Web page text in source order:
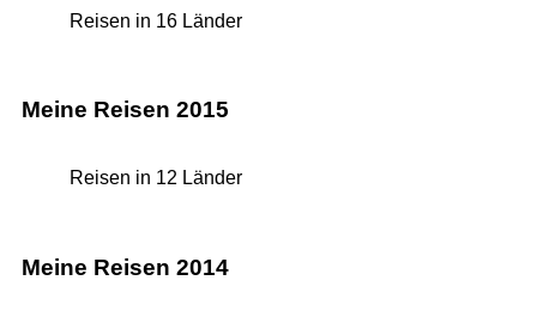
Reisen in 16 Länder
Meine Reisen 2015
Reisen in 12 Länder
Meine Reisen 2014